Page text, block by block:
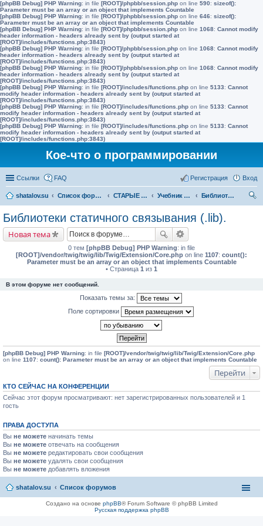
[phpBB Debug] PHP Warning: in file [ROOT]/phpbb/session.php on line 590: sizeof():
Parameter must be an array or an object that implements Countable
[phpBB Debug] PHP Warning: in file [ROOT]/phpbb/session.php on line 646: sizeof():
Parameter must be an array or an object that implements Countable
[phpBB Debug] PHP Warning: in file [ROOT]/phpbb/session.php on line 1068: Cannot modify
header information - headers already sent by (output started at
[ROOT]/includes/functions.php:3843)
[phpBB Debug] PHP Warning: in file [ROOT]/phpbb/session.php on line 1068: Cannot modify
header information - headers already sent by (output started at
[ROOT]/includes/functions.php:3843)
[phpBB Debug] PHP Warning: in file [ROOT]/phpbb/session.php on line 1068: Cannot modify
header information - headers already sent by (output started at
[ROOT]/includes/functions.php:3843)
[phpBB Debug] PHP Warning: in file [ROOT]/includes/functions.php on line 5133: Cannot
modify header information - headers already sent by (output started at
[ROOT]/includes/functions.php:3843)
[phpBB Debug] PHP Warning: in file [ROOT]/includes/functions.php on line 5133: Cannot
modify header information - headers already sent by (output started at
[ROOT]/includes/functions.php:3843)
[phpBB Debug] PHP Warning: in file [ROOT]/includes/functions.php on line 5133: Cannot
modify header information - headers already sent by (output started at
[ROOT]/includes/functions.php:3843)
Кое-что о программировании
Ссылки FAQ Вход
Регистрация
shatalov.su Список форумов СТАРЫЕ УРОКИ Учебник C++ для начинающих
Библиотеки статичного связывания (.lib).
Библиотеки статичного связывания (.lib).
Новая тема
0 тем [phpBB Debug] PHP Warning: in file
[ROOT]/vendor/twig/twig/lib/Twig/Extension/Core.php on line 1107: count():
Parameter must be an array or an object that implements Countable
• Страница 1 из 1
В этом форуме нет сообщений.
Показать темы за:
Поле сортировки
[phpBB Debug] PHP Warning: in file [ROOT]/vendor/twig/twig/lib/Twig/Extension/Core.php
on line 1107: count(): Parameter must be an array or an object that implements Countable
Перейти
КТО СЕЙЧАС НА КОНФЕРЕНЦИИ
Сейчас этот форум просматривают: нет зарегистрированных пользователей и 1
гость
ПРАВА ДОСТУПА
Вы не можете начинать темы
Вы не можете отвечать на сообщения
Вы не можете редактировать свои сообщения
Вы не можете удалять свои сообщения
Вы не можете добавлять вложения
shatalov.su Список форумов
Создано на основе phpBB® Forum Software © phpBB Limited
Русская поддержка phpBB